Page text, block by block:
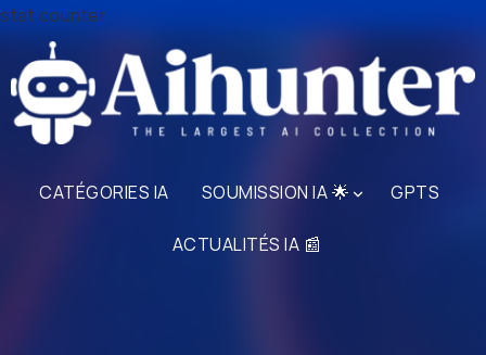
stat counter
CATÉGORIES IA SOUMISSION IA 🌟 GPTS
ACTUALITÉS IA 📰